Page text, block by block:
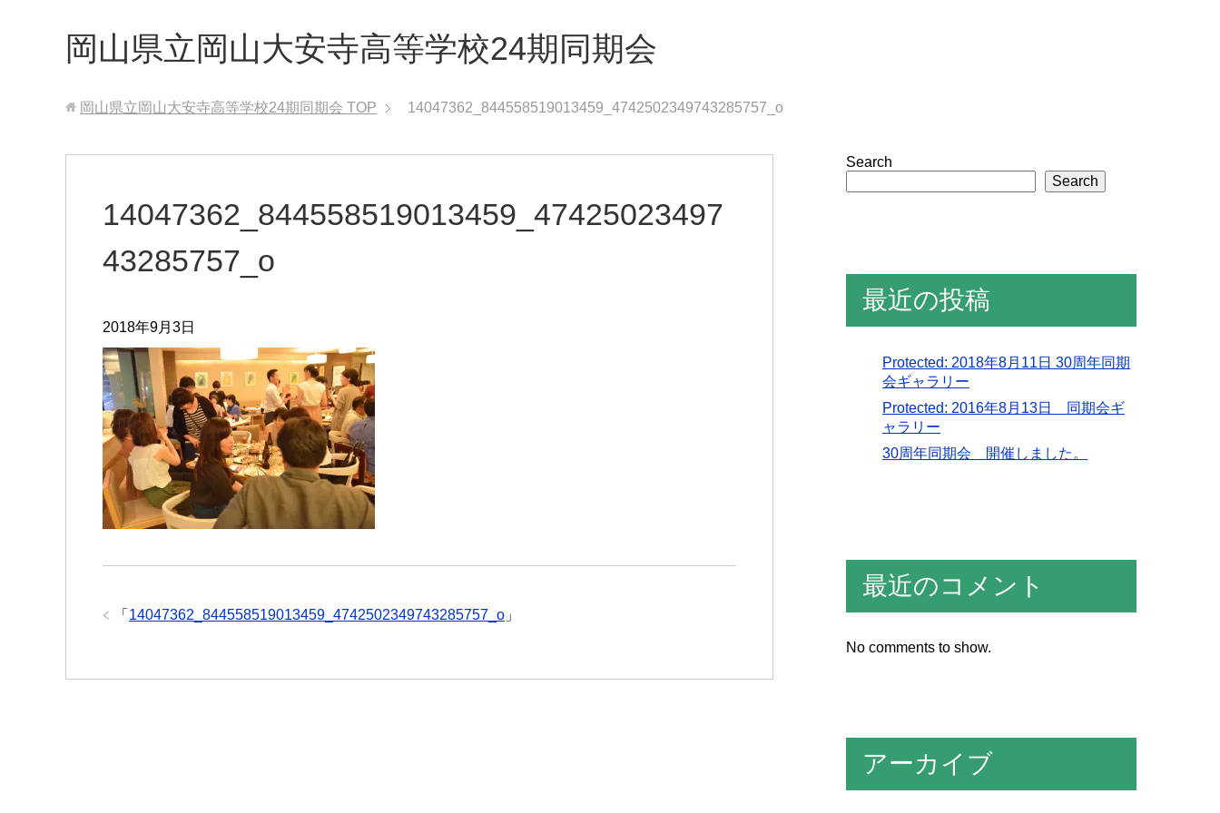
岡山県立岡山大安寺高等学校24期同期会
岡山県立岡山大安寺高等学校24期同期会 TOP 14047362_844558519013459_4742502349743285757_o
14047362_844558519013459_47425023497
43285757_o
2018年9月3日
「 14047362_844558519013459_4742502349743285757_o 」
Search
Search
最近の投稿
Protected: 2018年8月11日 30周年同期
会ギャラリー
Protected: 2016年8月13日 同期会ギ
ャラリー
30周年同期会 開催しました。
最近のコメント
No comments to show.
アーカイブ